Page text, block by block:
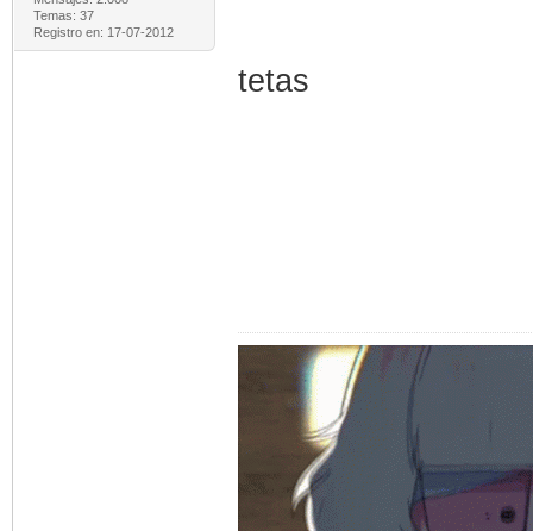
Temas: 37
Registro en: 17-07-2012
tetas